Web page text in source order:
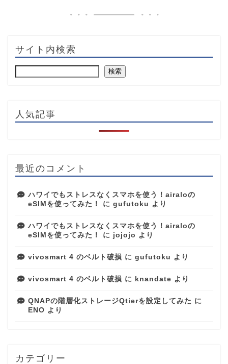
サイト内検索
検索
人気記事
最近のコメント
ハワイでもストレスなくスマホを使う！airaloの
eSIMを使ってみた！
に gufutoku より
ハワイでもストレスなくスマホを使う！airaloの
eSIMを使ってみた！
に jojojo より
vivosmart 4 のベルト破損 に gufutoku より
vivosmart 4 のベルト破損 に knandate より
QNAPの階層化ストレージQtierを設定してみた に
ENO より
カテゴリー